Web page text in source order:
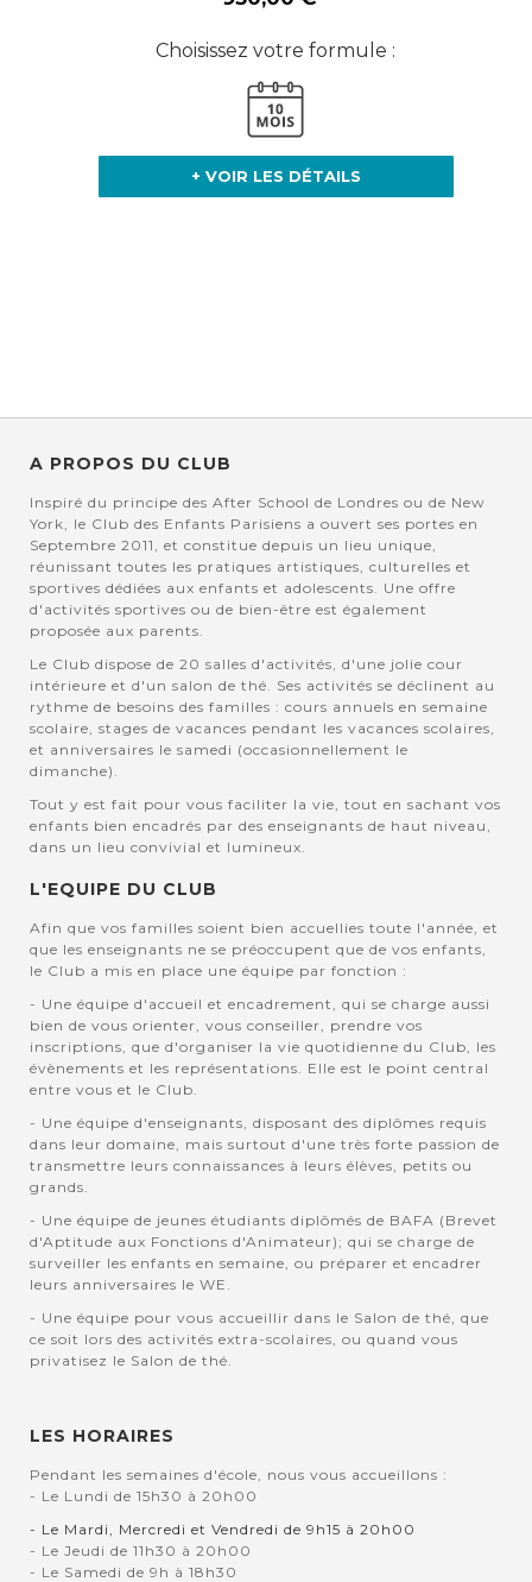
Choisissez votre formule :
+ VOIR LES DÉTAILS
A PROPOS DU CLUB
Inspiré du principe des After School de Londres ou de New
York, le Club des Enfants Parisiens a ouvert ses portes en
Septembre 2011, et constitue depuis un lieu unique,
réunissant toutes les pratiques artistiques, culturelles et
sportives dédiées aux enfants et adolescents. Une offre
d'activités sportives ou de bien-être est également
proposée aux parents.
Le Club dispose de 20 salles d'activités, d'une jolie cour
intérieure et d'un salon de thé. Ses activités se déclinent au
rythme de besoins des familles : cours annuels en semaine
scolaire, stages de vacances pendant les vacances scolaires,
et anniversaires le samedi (occasionnellement le
dimanche).
Tout y est fait pour vous faciliter la vie, tout en sachant vos
enfants bien encadrés par des enseignants de haut niveau,
dans un lieu convivial et lumineux.
L'EQUIPE DU CLUB
Afin que vos familles soient bien accuellies toute l'année, et
que les enseignants ne se préoccupent que de vos enfants,
le Club a mis en place une équipe par fonction :
- Une équipe d'accueil et encadrement, qui se charge aussi
bien de vous orienter, vous conseiller, prendre vos
inscriptions, que d'organiser la vie quotidienne du Club, les
évènements et les représentations. Elle est le point central
entre vous et le Club.
- Une équipe d'enseignants, disposant des diplômes requis
dans leur domaine, mais surtout d'une très forte passion de
transmettre leurs connaissances à leurs élèves, petits ou
grands.
- Une équipe de jeunes étudiants diplômés de BAFA (Brevet
d'Aptitude aux Fonctions d'Animateur); qui se charge de
surveiller les enfants en semaine, ou préparer et encadrer
leurs anniversaires le WE.
- Une équipe pour vous accueillir dans le Salon de thé, que
ce soit lors des activités extra-scolaires, ou quand vous
privatisez le Salon de thé.
LES HORAIRES
Pendant les semaines d'école, nous vous accueillons :
- Le Lundi de 15h30 à 20h00
- Le Mardi, Mercredi et Vendredi de 9h15 à 20h00
- Le Jeudi de 11h30 à 20h00
- Le Samedi de 9h à 18h30